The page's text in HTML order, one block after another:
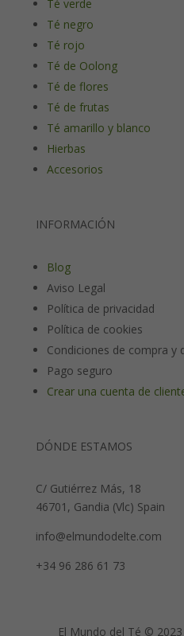
Té verde
Té negro
Té rojo
Té de Oolong
Té de flores
Té de frutas
Té amarillo y blanco
Hierbas
Accesorios
INFORMACIÓN
Blog
Aviso Legal
Política de privacidad
Política de cookies
Condiciones de compra y
Pago seguro
Crear una cuenta de
DÓNDE ESTAMOS
C/ Gutiérrez Más, 18
46701, Gandia (Vlc) Spain
info@elmundodelte.com
+34 96 286 61 73
El Mundo del Té ©